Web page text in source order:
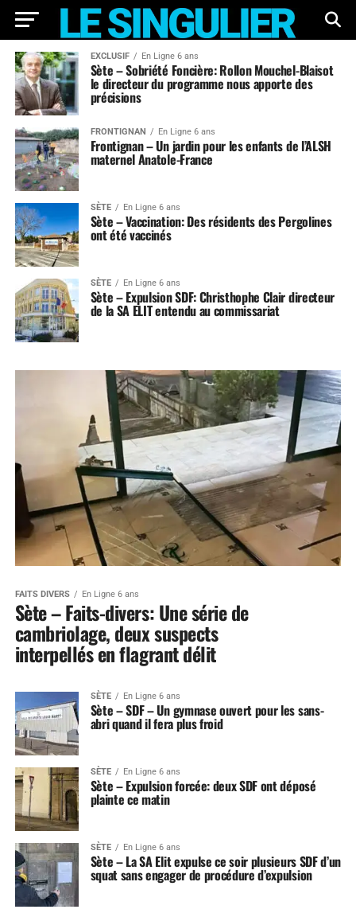
EXCLUSIF En Ligne 6 ans
Sète – Sobriété Foncière: Rollon Mouchel-Blaisot
le directeur du programme nous apporte des
précisions
FRONTIGNAN En Ligne 6 ans
Frontignan – Un jardin pour les enfants de l’ALSH
maternel Anatole-France
SÈTE En Ligne 6 ans
Sète – Vaccination: Des résidents des Pergolines
ont été vaccinés
SÈTE En Ligne 6 ans
Sète – Expulsion SDF: Christhophe Clair directeur
de la SA ELIT entendu au commissariat
FAITS DIVERS En Ligne 6 ans
Sète – Faits-divers: Une série de
cambriolage, deux suspects
interpellés en flagrant délit
SÈTE En Ligne 6 ans
Sète – SDF – Un gymnase ouvert pour les sans-
abri quand il fera plus froid
SÈTE En Ligne 6 ans
Sète – Expulsion forcée: deux SDF ont déposé
plainte ce matin
SÈTE En Ligne 6 ans
Sète – La SA Elit expulse ce soir plusieurs SDF d’un
squat sans engager de procédure d’expulsion